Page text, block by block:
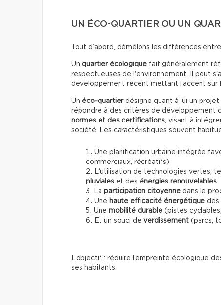
UN ÉCO-QUARTIER OU UN
Tout d’abord, démêlons les différences
Un quartier écologique fait généralement
respectueuses de l'environnement. Il peut
développement récent mettant l'accent sur
Un éco-quartierdésigne quant à lui un projet
répondre à des critères de développement
normes et des certifications, visant à
société. Les caractéristiques souvent
Une planification urbaine intégrée
commerciaux, récréatifs)
L'utilisation de technologies vertes,
pluviales et des énergies renouvelables
La participation citoyenne dans le
Une haute efficacité énergétique des
Une mobilité durable (pistes
Et un souci de verdissement (parcs,
L’objectif : réduire l’empreinte écologique
ses habitants.